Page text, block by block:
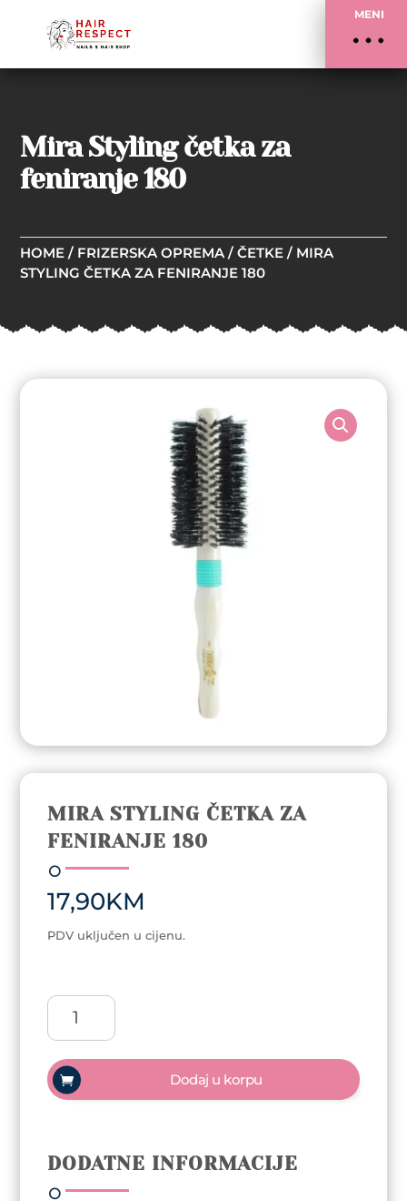
MENI
Mira Styling četka za
feniranje 180
HOME / FRIZERSKA OPREMA /ČETKE / MIRA
STYLING ČETKA ZA FENIRANJE 180
MIRA STYLING ČETKA ZA
FENIRANJE 180
17,90KM
PDV uključen u cijenu.
Mira
Styling
četka
za
feniranje
180
Dodaj u korpu
DODATNE INFORMACIJE